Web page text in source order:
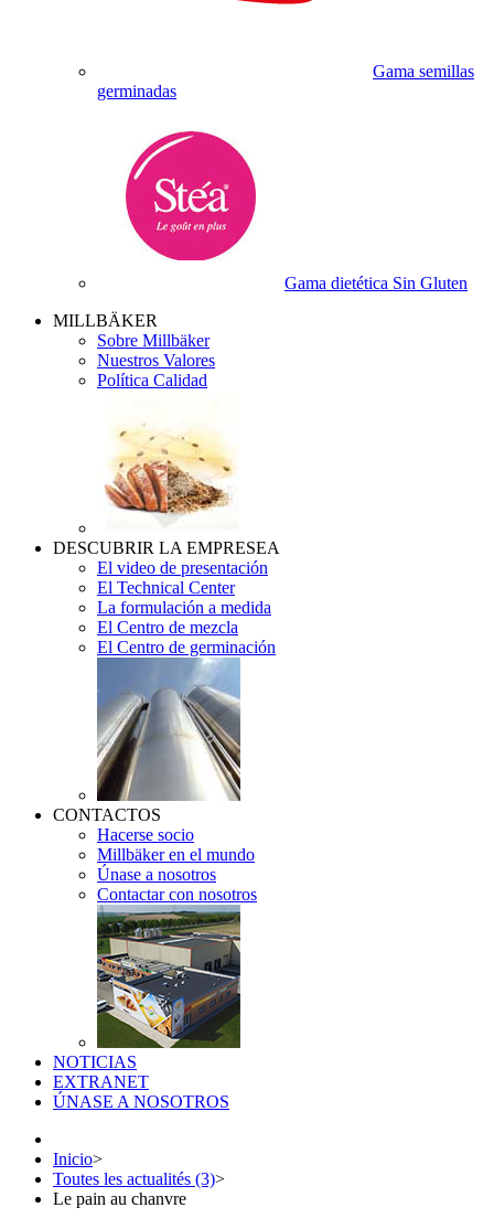
Gama semillas
germinadas
Gama dietética Sin Gluten
MILLBÄKER
Sobre Millbäker
Nuestros Valores
Política Calidad
DESCUBRIR LA EMPRESEA
El video de presentación
El Technical Center
La formulación a medida
El Centro de mezcla
El Centro de germinación
CONTACTOS
Hacerse socio
Millbäker en el mundo
Únase a nosotros
Contactar con nosotros
NOTICIAS
EXTRANET
ÚNASE A NOSOTROS
Inicio>
Toutes les actualités (3)>
Le pain au chanvre